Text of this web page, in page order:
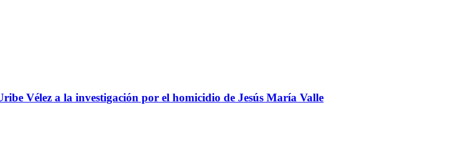
Vélez a la investigación por el homicidio de Jesús María Valle